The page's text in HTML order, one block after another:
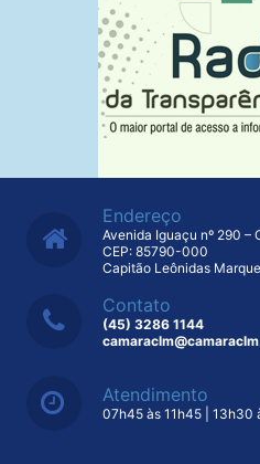
Endereço
Avenida Iguaçu nº 290 –
CEP: 85790-000
Capitão Leônidas
Contato
(45) 3286 1144
Atendimento
07h45 às 11h45 | 13h30